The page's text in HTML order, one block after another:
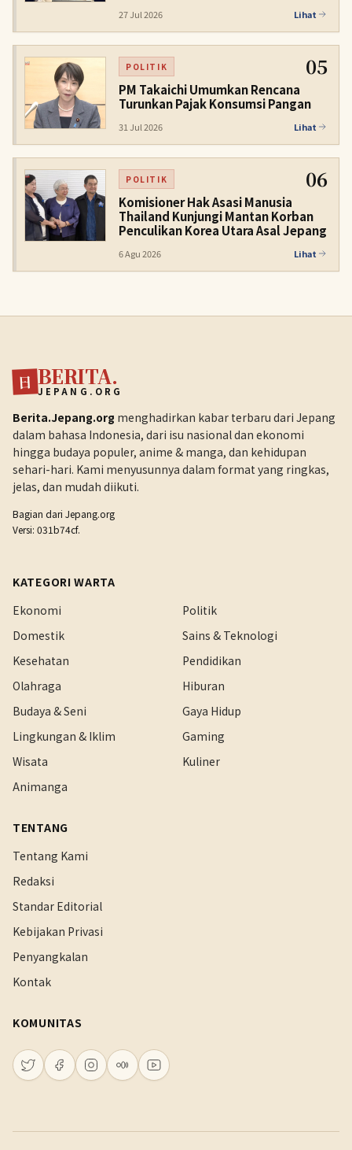
27 Jul 2026 Lihat
POLITIK 05
PM Takaichi Umumkan Rencana
Turunkan Pajak Konsumsi Pangan
31 Jul 2026 Lihat
POLITIK 06
Komisioner Hak Asasi Manusia
Thailand Kunjungi Mantan Korban
Penculikan Korea Utara Asal Jepang
6 Agu 2026 Lihat
日 BERITA.
JEPANG.ORG
Berita.Jepang.org menghadirkan kabar terbaru dari Jepang
dalam bahasa Indonesia, dari isu nasional dan ekonomi
hingga budaya populer, anime & manga, dan kehidupan
sehari-hari. Kami menyusunnya dalam format yang ringkas,
jelas, dan mudah diikuti.
Bagian dari Jepang.org
Versi: 031b74cf.
KATEGORI WARTA
Ekonomi
Politik
Domestik
Sains & Teknologi
Kesehatan
Pendidikan
Olahraga
Hiburan
Budaya & Seni
Gaya Hidup
Lingkungan & Iklim
Gaming
Wisata
Kuliner
Animanga
TENTANG
Tentang Kami
Redaksi
Standar Editorial
Kebijakan Privasi
Penyangkalan
Kontak
KOMUNITAS